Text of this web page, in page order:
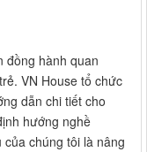
đồng hành quan
VN House tổ chức
dẫn chi tiết cho
hướng nghề
chúng tôi là nâng